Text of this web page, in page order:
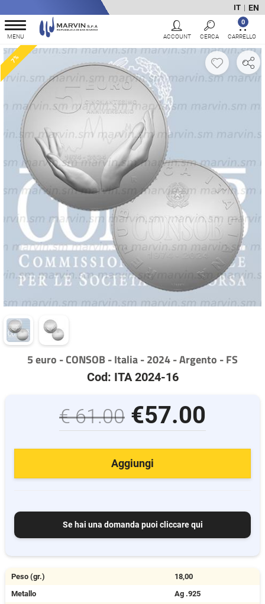
IT | EN
0
7%
5 euro - CONSOB - Italia - 2024 - Argento - FS
Cod: ITA 2024-16
€ 61.00 €57.00
Aggiungi
Se hai una domanda puoi cliccare qui
Peso (gr.)
18,00
Metallo
Ag .925